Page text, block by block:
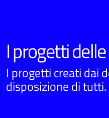
I progetti
I progetti creati dai
disposizione di tutti.